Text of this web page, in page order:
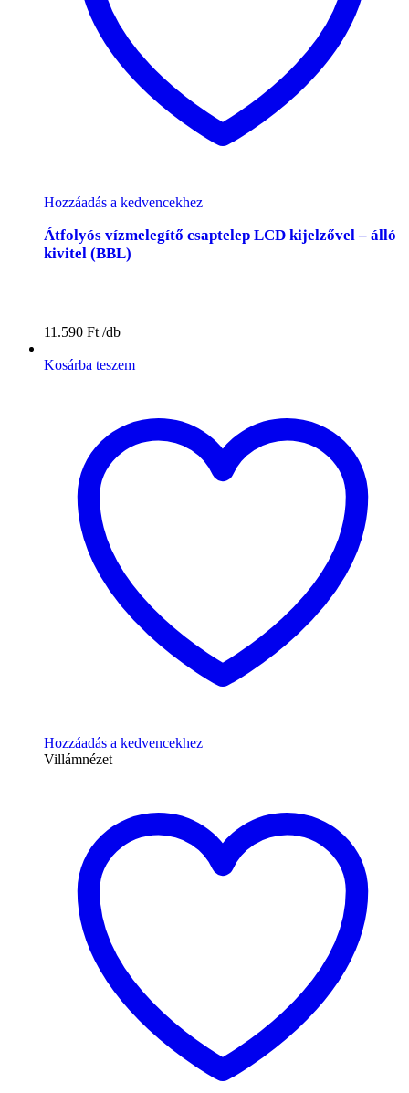
Hozzáadás a kedvencekhez
Átfolyós vízmelegítő csaptelep LCD kijelzővel – álló
kivitel (BBL)
11.590 Ft
Kosárba teszem
Hozzáadás a kedvencekhez
Villámnézet